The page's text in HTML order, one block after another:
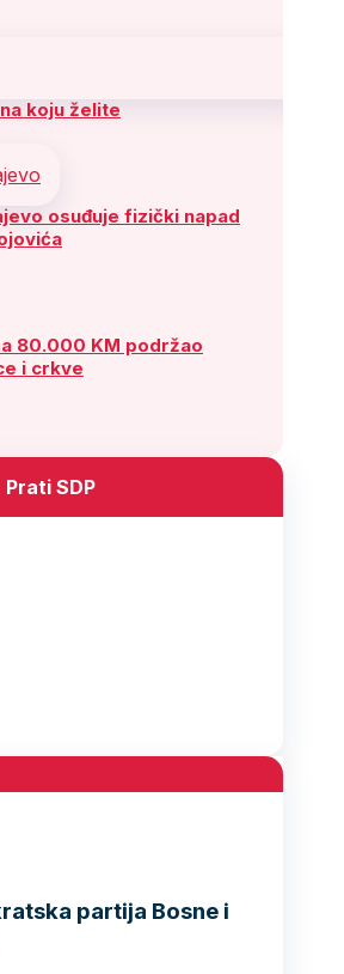
koju želite
osuđuje fizički napad
80.000 KM podržao
i crkve
Prati SDP
partija Bosne i